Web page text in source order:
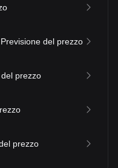
Previsione del prezzo
prezzo
prezzo